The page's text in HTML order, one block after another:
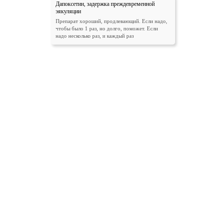
Дапоксетин, задержка преждевременной
эякуляции
Препарат хороший, продлевающий. Если надо,
чтобы было 1 раз, но долго, поможет. Если
надо несколько раз, и каждый раз